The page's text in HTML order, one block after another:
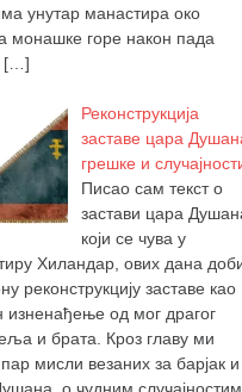
унутар манастира око
монашке горе након пада
[…]
Реконструкција
заставе цара
грешке и
Писао сам текст о
застави цара
који се чува у
Хиландар, ових дана
реконструкцију заставе као
изненађење од мог драгог
и брата. Кроз главу ми
мисли везаних за барјак и